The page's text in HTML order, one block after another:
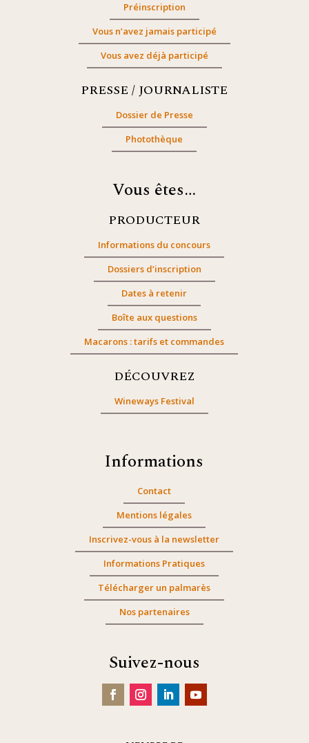
Préinscription
Vous n’avez jamais participé
Vous avez déjà participé
PRESSE / JOURNALISTE
Dossier de Presse
Photothèque
Vous êtes…
PRODUCTEUR
Informations du concours
Dossiers d’inscription
Dates à retenir
Boîte aux questions
Macarons : tarifs et commandes
DÉCOUVREZ
Wineways Festival
Informations
Contact
Mentions légales
Inscrivez-vous à la newsletter
Informations Pratiques
Télécharger un palmarès
Nos partenaires
Suivez-nous